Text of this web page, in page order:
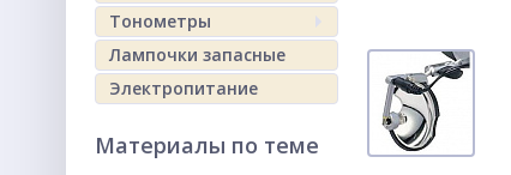
Тонометры
Лампочки запасные
Электропитание
Материалы по теме